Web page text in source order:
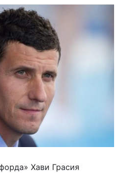
Хави Грасия